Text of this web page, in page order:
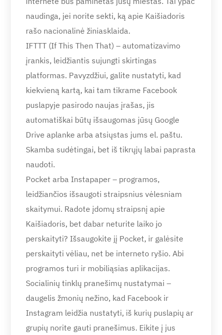
naudinga, jei norite sekti, ką apie Kaišiadoris
rašo nacionalinė žiniasklaida.
IFTTT (If This Then That) – automatizavimo
įrankis, leidžiantis sujungti skirtingas
platformas. Pavyzdžiui, galite nustatyti, kad
kiekvieną kartą, kai tam tikrame Facebook
puslapyje pasirodo naujas įrašas, jis
automatiškai būtų išsaugomas jūsų Google
Drive aplanke arba atsiųstas jums el. paštu.
Skamba sudėtingai, bet iš tikrųjų labai paprasta
naudoti.
Pocket arba Instapaper – programos,
leidžiančios išsaugoti straipsnius vėlesniam
skaitymui. Radote įdomų straipsnį apie
Kaišiadoris, bet dabar neturite laiko jo
perskaityti? Išsaugokite jį Pocket, ir galėsite
perskaityti vėliau, net be interneto ryšio. Abi
programos turi ir mobiliąsias aplikacijas.
Socialinių tinklų pranešimų nustatymai –
daugelis žmonių nežino, kad Facebook ir
Instagram leidžia nustatyti, iš kurių puslapių ar
grupių norite gauti pranešimus. Eikite į jus